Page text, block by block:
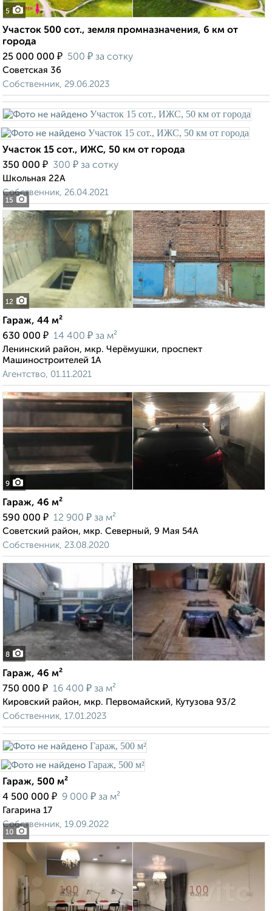
5
Участок 500 сот., земля промназначения, 6 км от
города
25 000 000 ₽ 500 ₽ за сотку
Советская 36
Собственник, 29.06.2023
15
Участок 15 сот., ИЖС, 50 км от города
350 000 ₽ 300 ₽ за сотку
Школьная 22А
Собственник, 26.04.2021
12
Гараж, 44 м²
630 000 ₽ 14 400 ₽ за м²
Ленинский район, мкр. Черёмушки, проспект
Машиностроителей 1А
Агентство, 01.11.2021
9
Гараж, 46 м²
590 000 ₽ 12 900 ₽ за м²
Советский район, мкр. Северный, 9 Мая 54А
Собственник, 23.08.2020
8
Гараж, 46 м²
750 000 ₽ 16 400 ₽ за м²
Кировский район, мкр. Первомайский, Кутузова 93/2
Собственник, 17.01.2023
10
Гараж, 500 м²
4 500 000 ₽ 9 000 ₽ за м²
Гагарина 17
Собственник, 19.09.2022